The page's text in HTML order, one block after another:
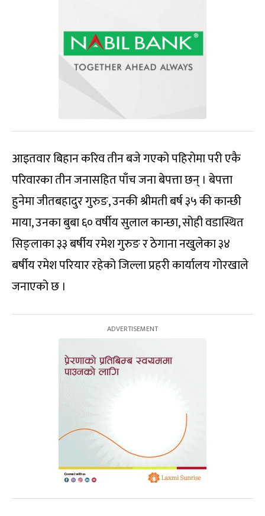
आइतवार बिहान करिव तीन बजे गएको पहिरोमा परी एकै
परिवारका तीन जनासहित पाँच जना बेपत्ता छन् । बेपत्ता
हुनेमा जीतबहादुर गुरुङ, उनकी श्रीमती बर्ष ३५ की कान्छी
माया, उनका बुबा ६० वर्षीय सुलाल कान्छा, सोही वडास्थित
सिङ्लाका ३३ बर्षीय रमेश गुरुङ र ठेगाना नखुलेका ३४
बर्षीय रमेश परियार रहेको जिल्ला प्रहरी कार्यालय गोरखाले
जनाएको छ ।